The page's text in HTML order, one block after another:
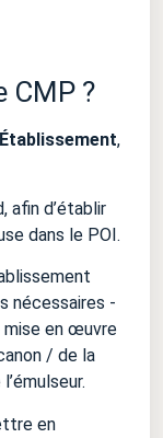
CMP ?
,
afin d’établir
dans le POI.
nécessaires -
mise en œuvre
/ de la
en